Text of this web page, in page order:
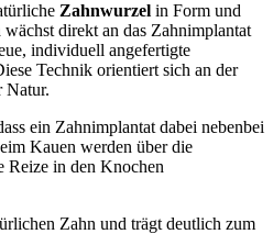
Zahnwurzel in Form und
wächst direkt an das Zahnimplantat
individuell angefertigte
Technik orientiert sich an der
Natur.
ein Zahnimplantat dabei nebenbei
Kauen werden über die
Reize in den Knochen
Zahn und trägt deutlich zum